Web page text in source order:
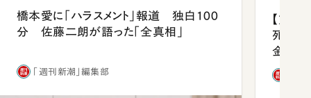
橋本愛に「ハラスメント」報道 独白100
分 佐藤二朗が語った「全真相」
「週刊新潮」編集部
【熊本
死を分
金」